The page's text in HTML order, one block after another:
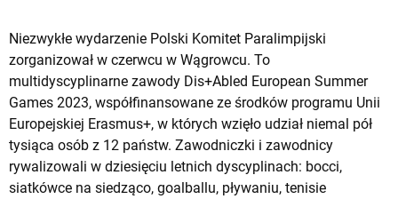
Niezwykłe wydarzenie Polski Komitet Paralimpijski
zorganizował w czerwcu w Wągrowcu. To
multidyscyplinarne zawody Dis+Abled European Summer
Games 2023, współfinansowane ze środków programu Unii
Europejskiej Erasmus+, w których wzięło udział niemal pół
tysiąca osób z 12 państw. Zawodniczki i zawodnicy
rywalizowali w dziesięciu letnich dyscyplinach: bocci,
siatkówce na siedząco, goalballu, pływaniu, tenisie